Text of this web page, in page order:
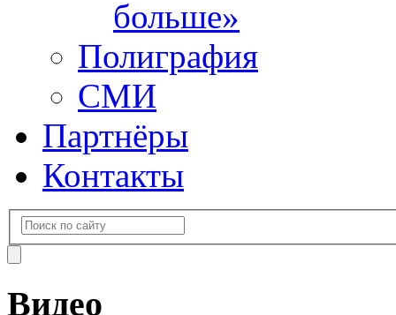
больше»
Полиграфия
СМИ
Партнёры
Контакты
Видео